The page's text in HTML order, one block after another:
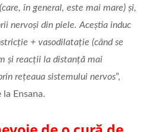
în general, este mai mare) și,
nervoși din piele. Aceștia induc
+ vasodilatație (când se
și reacții la distanță mai
rețeaua sistemului nervos”,
Ensana.